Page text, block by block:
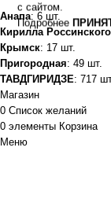
с сайтом.
Подробнее
Анапа: 6 шт.
Кирилла Россинского
Крымск: 17 шт.
Пригородная: 49 шт.
ТАВДГИРИДЗЕ: 717
Магазин
0 Список желаний
0 элементы Корзина
Меню